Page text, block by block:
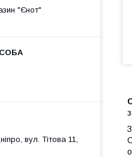
"Єнот"
вул. Тітова 11,